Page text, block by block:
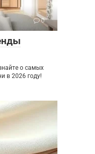
0
о самых
в 2026 году!